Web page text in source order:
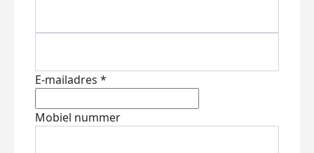
E-mailadres *
Mobiel nummer